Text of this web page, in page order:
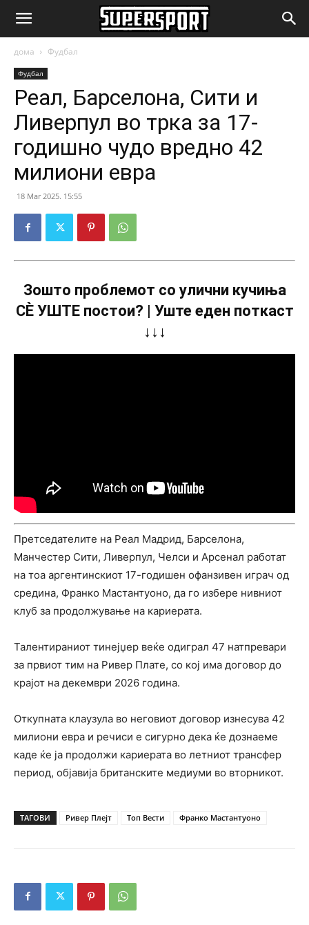
SuperSport.mk
дома Фудбал
Фудбал
Реал, Барселона, Сити и
Ливерпул во трка за 17-
годишно чудо вредно 42
милиони евра
18 Mar 2025. 15:55
Зошто проблемот со улични кучиња
СÈ УШТЕ постои? | Уште еден поткаст
↓↓↓
Претседателите на Реал Мадрид, Барселона,
Манчестер Сити, Ливерпул, Челси и Арсенал работат
на тоа аргентинскиот 17-годишен офанзивен играч од
средина, Франко Мастантуоно, да го избере нивниот
клуб за продолжување на кариерата.
Талентираниот тинејџер веќе одиграл 47 натпревари
за првиот тим на Ривер Плате, со кој има договор до
крајот на декември 2026 година.
Откупната клаузула во неговиот договор изнесува 42
милиони евра и речиси е сигурно дека ќе дознаеме
каде ќе ја продолжи кариерата во летниот трансфер
период, објавија британските медиуми во вторникот.
ТАГОВИ Ривер Плејт Топ Вести Франко Мастантуоно